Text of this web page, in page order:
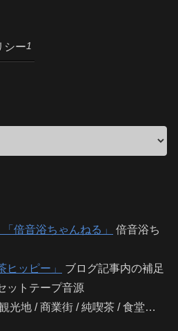
シー1
音浴ちゃんねる」
倍音浴ち
ッピー」
ブログ記事内の補足
トテープ音源
光地 / 商業街 / 純喫茶 / 食堂…